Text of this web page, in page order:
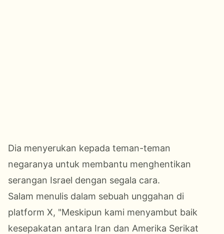
Dia menyerukan kepada teman-teman
negaranya untuk membantu menghentikan
serangan Israel dengan segala cara.
Salam menulis dalam sebuah unggahan di
platform X, "Meskipun kami menyambut baik
kesepakatan antara Iran dan Amerika Serikat